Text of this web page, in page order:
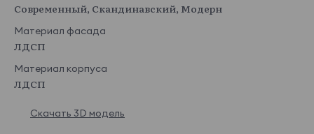
Современный, Скандинавский, Модерн
Материал фасада
ЛДСП
Материал корпуса
ЛДСП
Скачать 3D модель